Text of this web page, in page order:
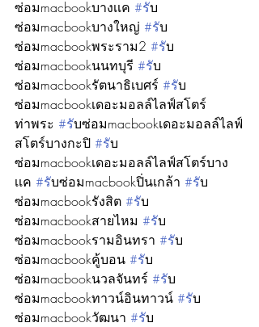
ซ่อมmacbookบางเเค #รับ
ซ่อมmacbookบางใหญ่ #รับ
ซ่อมmacbookพระราม2 #รับ
ซ่อมmacbookนนทบุรี #รับ
ซ่อมmacbookรัตนาธิเบศร์ #รับ
ซ่อมmacbookเดอะมอลล์ไลฟ์สโตร์
ท่าพระ #รับซ่อมmacbookเดอะมอลล์ไลฟ์
สโตร์บางกะปิ #รับ
ซ่อมmacbookเดอะมอลล์ไลฟ์สโตร์บาง
เเค #รับซ่อมmacbookปิ่นเกล้า #รับ
ซ่อมmacbookรังสิต #รับ
ซ่อมmacbookสายไหม #รับ
ซ่อมmacbookรามอินทรา #รับ
ซ่อมmacbookคู้บอน #รับ
ซ่อมmacbookนวลจันทร์ #รับ
ซ่อมmacbookทาวน์อินทาวน์ #รับ
ซ่อมmacbookวัฒนา #รับ